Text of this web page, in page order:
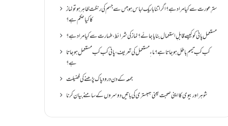
سترِ عورت سے کیا مراد ہے؟اگر اتنا باریک لباس ہو جس سے جسم کی رنگت ظاہر ہو تو نماز
کا کیا حکم ہے؟
مستعمل پانی کو کیسے قابلِ استعمال بنایا جائے؟ نماز کی شرائط ،طہارت سے کیا مراد ہے؟
کب کب تیمم باطل ہو جاتا ہے؟ ماءِ مستعمل کی تعریف ،پانی کب کب مستعمل ہو جاتا
ہے؟
جمعہ کے دن درود پاک پڑھنے کی فضیلت
شوہر اور بیوی کا اپنی صحبت یعنی ہمبستری کی باتیں دوسروں کے سامنے بیان کرنا